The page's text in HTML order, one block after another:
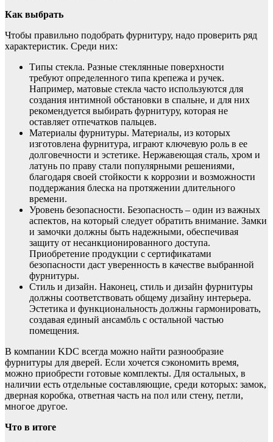
Как выбрать
Чтобы правильно подобрать фурнитуру, надо проверить ряд
характеристик. Среди них:
Типы стекла. Разные стеклянные поверхности
требуют определенного типа крепежа и ручек.
Например, матовые стекла часто используются для
создания интимной обстановки в спальне, и для них
рекомендуется выбирать фурнитуру, которая не
оставляет отпечатков пальцев.
Материалы фурнитуры. Материалы, из которых
изготовлена фурнитура, играют ключевую роль в ее
долговечности и эстетике. Нержавеющая сталь, хром и
латунь по праву стали популярными решениями,
благодаря своей стойкости к коррозии и возможности
поддержания блеска на протяжении длительного
времени.
Уровень безопасности. Безопасность – один из важных
аспектов, на который следует обратить внимание. Замки
и замочки должны быть надежными, обеспечивая
защиту от несанкционированного доступа.
Приобретение продукции с сертификатами
безопасности даст уверенность в качестве выбранной
фурнитуры.
Стиль и дизайн. Наконец, стиль и дизайн фурнитуры
должны соответствовать общему дизайну интерьера.
Эстетика и функциональность должны гармонировать,
создавая единый ансамбль с остальной частью
помещения.
В компании KDC всегда можно найти разнообразие
фурнитуры для дверей. Если хочется сэкономить время,
можно приобрести готовые комплекты. Для остальных, в
наличии есть отдельные составляющие, среди которых: замок,
дверная коробка, ответная часть на пол или стену, петли,
многое другое.
Что в итоге